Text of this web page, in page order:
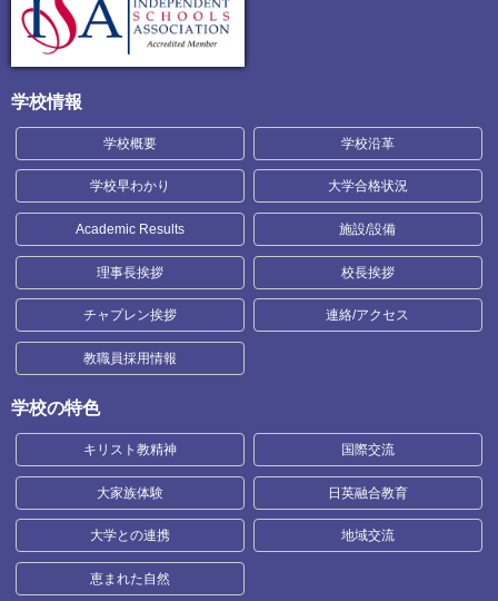
学校情報
学校概要 学校沿革
学校早わかり 大学合格状況
Academic Results 施設/設備
理事長挨拶 校長挨拶
チャプレン挨拶 連絡/アクセス
教職員採用情報
学校の特色
キリスト教精神 国際交流
大家族体験 日英融合教育
大学との連携 地域交流
恵まれた自然